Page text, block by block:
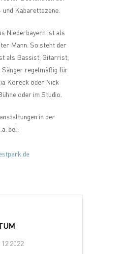
und Kabarettszene.
Niederbayern ist als
Mann. So steht der
als Bassist, Gitarrist,
regelmäßig für
Koreck oder Nick
oder im Studio.
in der
bei:
12 2022